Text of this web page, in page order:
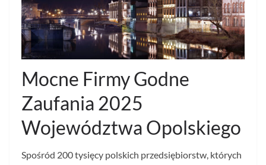
Mocne Firmy Godne
Zaufania 2025
Województwa Opolskiego
Spośród 200 tysięcy polskich przedsiębiorstw, których